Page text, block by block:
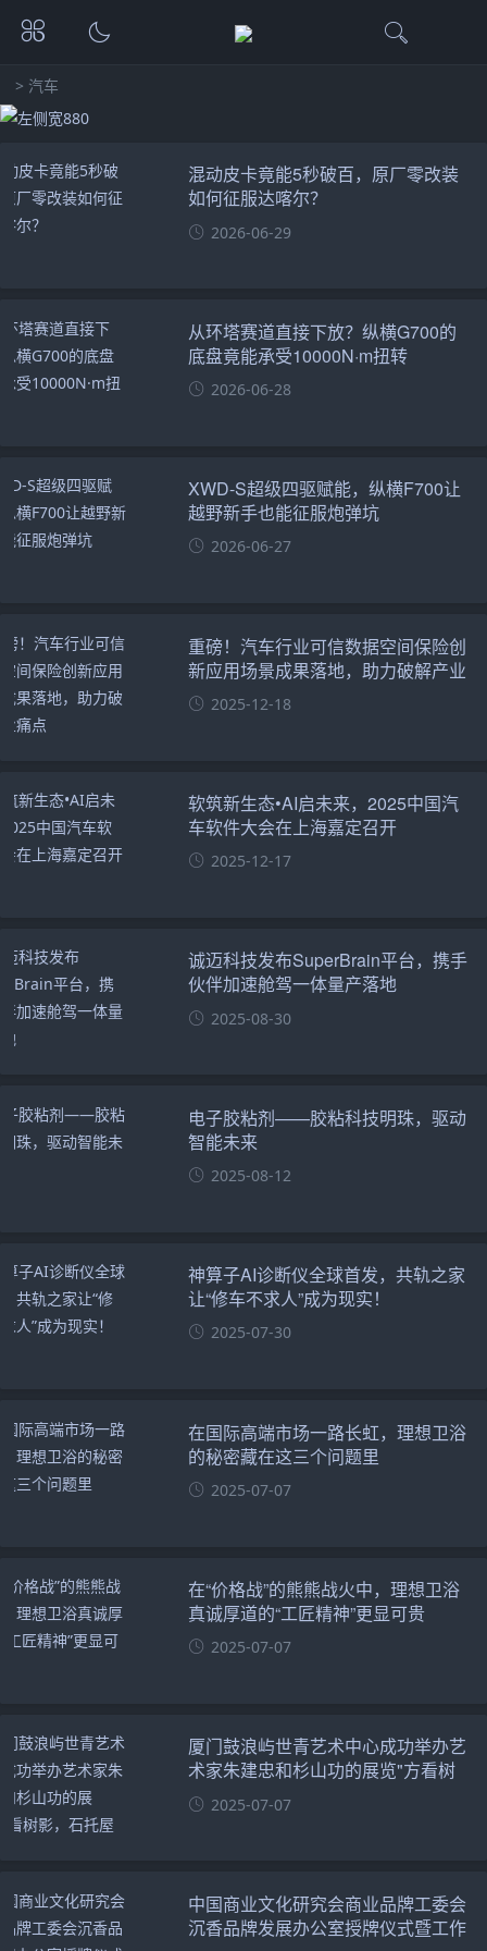
> 汽车
混动皮卡竟能5秒破百，原厂零改装
如何征服达喀尔？
2026-06-29
从环塔赛道直接下放？纵横G700的
底盘竟能承受10000N·m扭转
2026-06-28
XWD-S超级四驱赋能，纵横F700让
越野新手也能征服炮弹坑
2026-06-27
重磅！汽车行业可信数据空间保险创
新应用场景成果落地，助力破解产业
痛点2025-12-18
软筑新生态•AI启未来，2025中国汽
车软件大会在上海嘉定召开
2025-12-17
诚迈科技发布SuperBrain平台，携手
伙伴加速舱驾一体量产落地
2025-08-30
电子胶粘剂——胶粘科技明珠，驱动
智能未来
2025-08-12
神算子AI诊断仪全球首发，共轨之家
让“修车不求人”成为现实！
2025-07-30
在国际高端市场一路长虹，理想卫浴
的秘密藏在这三个问题里
2025-07-07
在“价格战”的熊熊战火中，理想卫浴
真诚厚道的“工匠精神”更显可贵
2025-07-07
厦门鼓浪屿世青艺术中心成功举办艺
术家朱建忠和杉山功的展览"方看树
影，石托屋形”
2025-07-07
中国商业文化研究会商业品牌工委会
沉香品牌发展办公室授牌仪式暨工作